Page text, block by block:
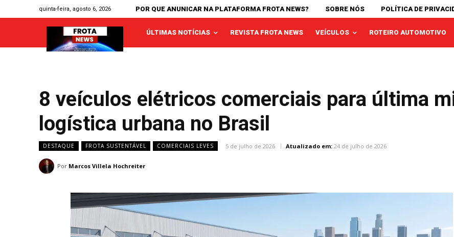
quinta-feira, agosto 6, 2026 POR QUE ANUNICAR NA PLATAFORMA FROTA NEWS? SOBRE NÓS POLÍTICA DE
ÚLTIMAS NOTÍCIAS REVISTA FROTA NEWS VEÍCULOS ROTEIRO AUTOMOTIVO
8 veículos elétricos comerciais para última
logística urbana no Brasil
DESTAQUE FROTA SUSTENTÁVEL COMERCIAIS LEVES 5 de julho de 2026 Atualizado em: 24 de julho de 2026
Por Marcos Villela Hochreiter